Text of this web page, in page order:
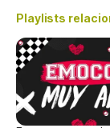
Playlists